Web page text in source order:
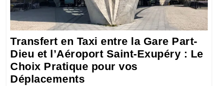
Transfert en Taxi entre la Gare Part-
Dieu et l’Aéroport Saint-Exupéry : Le
Choix Pratique pour vos
DéplacementsTransfert